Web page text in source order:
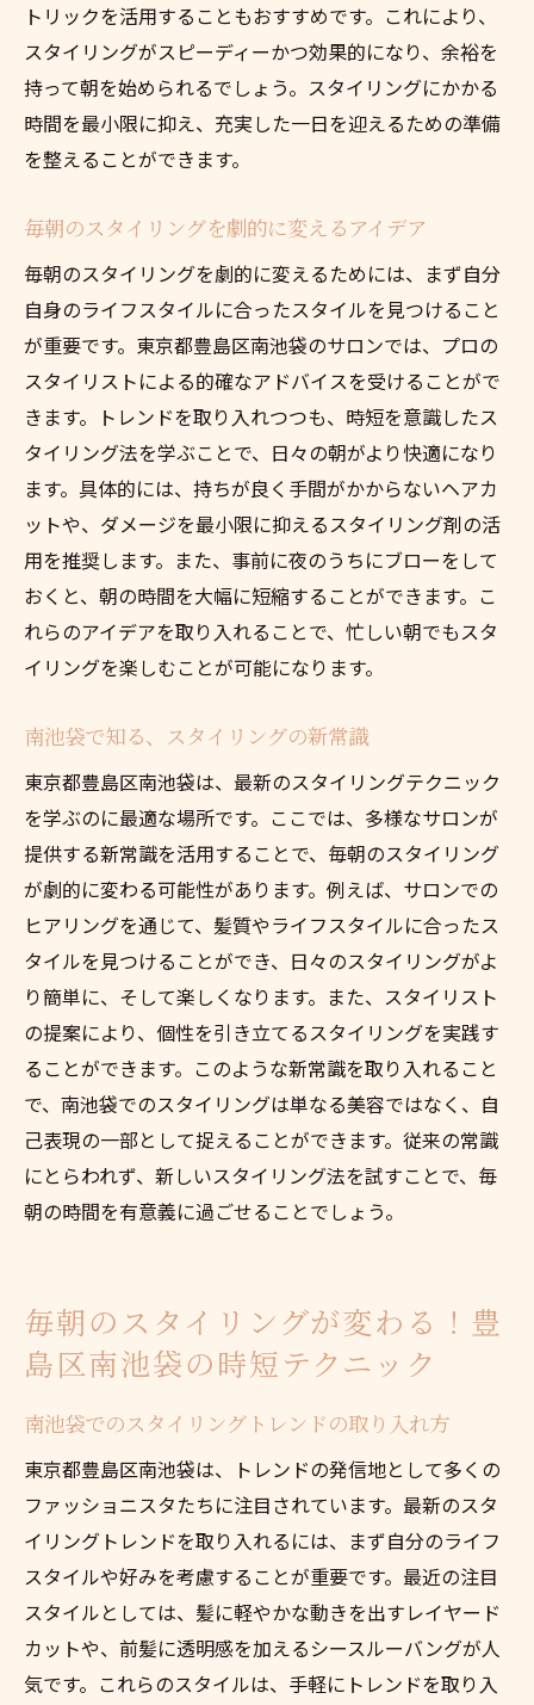
トリックを活用することもおすすめです。これにより、
スタイリングがスピーディーかつ効果的になり、余裕を
持って朝を始められるでしょう。スタイリングにかかる
時間を最小限に抑え、充実した一日を迎えるための準備
を整えることができます。
毎朝のスタイリングを劇的に変えるアイデア
毎朝のスタイリングを劇的に変えるためには、まず自分
自身のライフスタイルに合ったスタイルを見つけること
が重要です。東京都豊島区南池袋のサロンでは、プロの
スタイリストによる的確なアドバイスを受けることがで
きます。トレンドを取り入れつつも、時短を意識したス
タイリング法を学ぶことで、日々の朝がより快適になり
ます。具体的には、持ちが良く手間がかからないヘアカ
ットや、ダメージを最小限に抑えるスタイリング剤の活
用を推奨します。また、事前に夜のうちにブローをして
おくと、朝の時間を大幅に短縮することができます。こ
れらのアイデアを取り入れることで、忙しい朝でもスタ
イリングを楽しむことが可能になります。
南池袋で知る、スタイリングの新常識
東京都豊島区南池袋は、最新のスタイリングテクニック
を学ぶのに最適な場所です。ここでは、多様なサロンが
提供する新常識を活用することで、毎朝のスタイリング
が劇的に変わる可能性があります。例えば、サロンでの
ヒアリングを通じて、髪質やライフスタイルに合ったス
タイルを見つけることができ、日々のスタイリングがよ
り簡単に、そして楽しくなります。また、スタイリスト
の提案により、個性を引き立てるスタイリングを実践す
ることができます。このような新常識を取り入れること
で、南池袋でのスタイリングは単なる美容ではなく、自
己表現の一部として捉えることができます。従来の常識
にとらわれず、新しいスタイリング法を試すことで、毎
朝の時間を有意義に過ごせることでしょう。
毎朝のスタイリングが変わる！豊
島区南池袋の時短テクニック
南池袋でのスタイリングトレンドの取り入れ方
東京都豊島区南池袋は、トレンドの発信地として多くの
ファッショニスタたちに注目されています。最新のスタ
イリングトレンドを取り入れるには、まず自分のライフ
スタイルや好みを考慮することが重要です。最近の注目
スタイルとしては、髪に軽やかな動きを出すレイヤード
カットや、前髪に透明感を加えるシースルーバングが人
気です。これらのスタイルは、手軽にトレンドを取り入